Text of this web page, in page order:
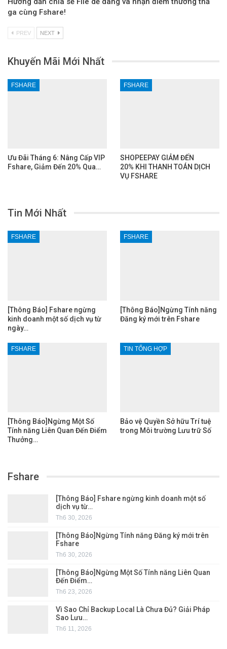
ga cùng Fshare!
PREV NEXT
Khuyến Mãi Mới Nhất
FSHARE
Ưu Đãi Tháng 6: Nâng Cấp VIP
Fshare, Giảm Đến 20% Qua…
FSHARE
SHOPEEPAY GIẢM ĐẾN
20% KHI THANH TOÁN DỊCH
VỤ FSHARE
Tin Mới Nhất
FSHARE
[Thông Báo] Fshare ngừng
kinh doanh một số dịch vụ từ
ngày…
FSHARE
[Thông Báo]Ngừng Tính năng
Đăng ký mới trên Fshare
FSHARE
[Thông Báo]Ngừng Một Số
Tính năng Liên Quan Đến Điểm
Thưởng…
TIN TỔNG HỢP
Bảo vệ Quyền Sở hữu Trí tuệ
trong Môi trường Lưu trữ Số
Fshare
[Thông Báo] Fshare ngừng kinh doanh một số
dịch vụ từ…
Th6 30, 2026
[Thông Báo]Ngừng Tính năng Đăng ký mới trên
Fshare
Th6 30, 2026
[Thông Báo]Ngừng Một Số Tính năng Liên Quan
Đến Điểm…
Th6 23, 2026
Vì Sao Chỉ Backup Local Là Chưa Đủ? Giải Pháp
Sao Lưu…
Th6 11, 2026